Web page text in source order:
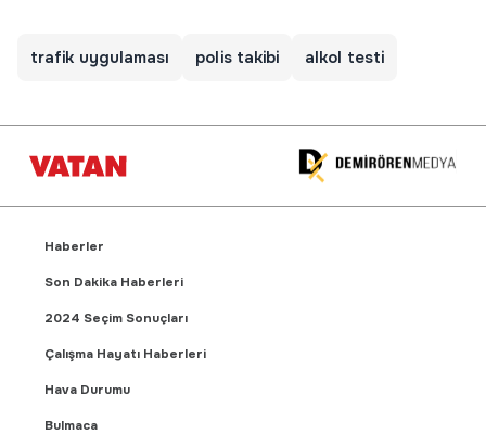
trafik uygulaması polis takibi alkol testi
Haberler
Son Dakika Haberleri
2024 Seçim Sonuçları
Çalışma Hayatı Haberleri
Hava Durumu
Bulmaca